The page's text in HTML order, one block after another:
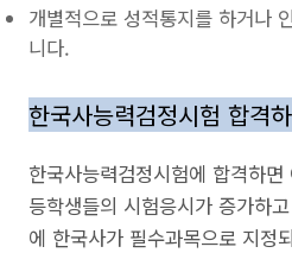
개별적으로 성적통지를 하거나
니다.
한국사능력검정시험 합격
한국사능력검정시험에 합격하
등학생들의 시험응시가 증가하
에 한국사가 필수과목으로 지정